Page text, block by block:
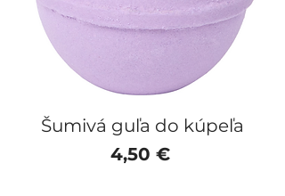
Šumivá guľa do kúpeľa
4,50 €Price